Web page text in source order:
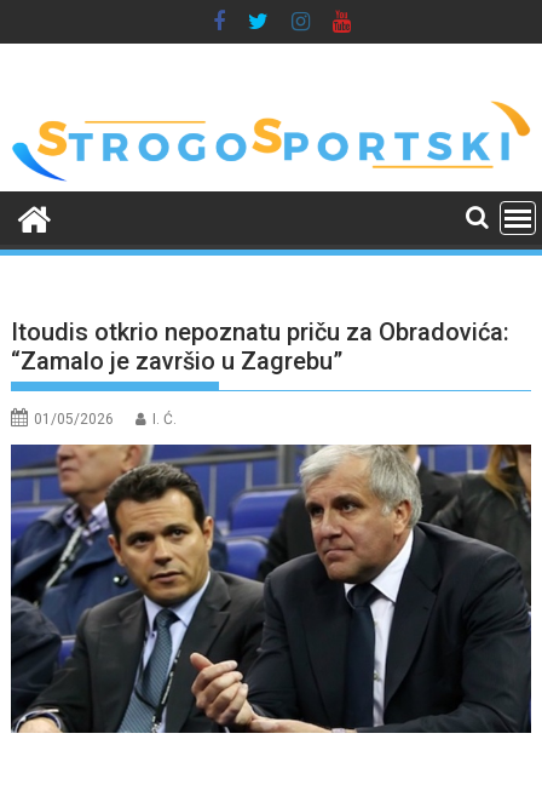
to
Itoudis otkrio nepoznatu priču za Obradovića:
“Zamalo je završio u Zagrebu”
01/05/2026 I. Ć.